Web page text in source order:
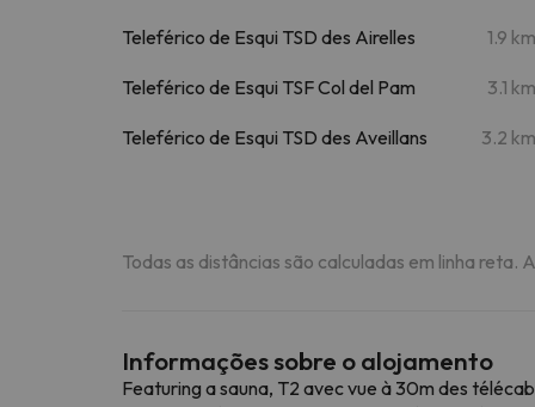
Teleférico de Esqui TSD des Airelles 1.9 km
Teleférico de Esqui TSF Col del Pam 3.1 km
Teleférico de Esqui TSD des Aveillans 3.2 km
Todas as distâncias são calculadas em linha reta.
Informações sobre o alojamento
Featuring a sauna, T2 avec vue à 30m des